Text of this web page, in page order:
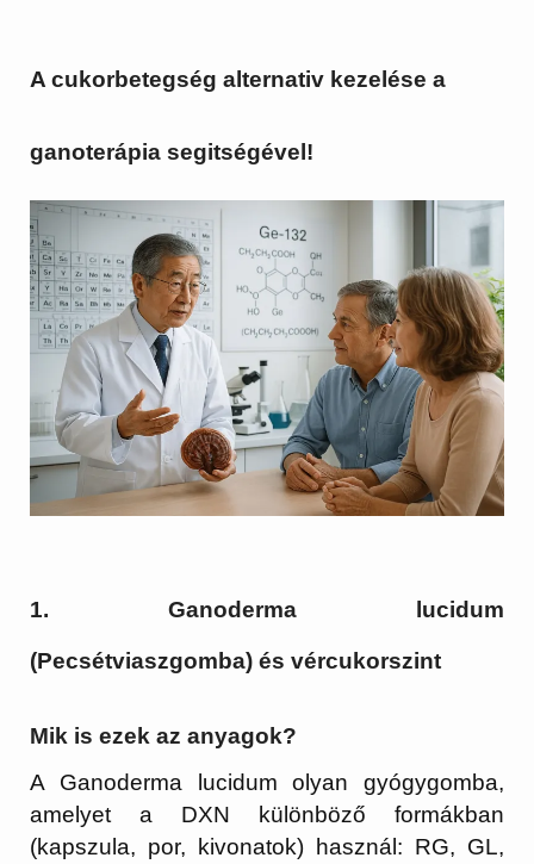
A cukorbetegség alternativ kezelése a
ganoterápia segitségével!
1. Ganoderma lucidum
(Pecsétviaszgomba) és vércukorszint
Mik is ezek az anyagok?
A Ganoderma lucidum olyan gyógygomba,
amelyet a DXN különböző formákban
(kapszula, por, kivonatok) használ: RG, GL,